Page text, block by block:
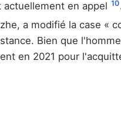
actuellement en appel 10
a modifié la case «
Bien que
en 2021 pour